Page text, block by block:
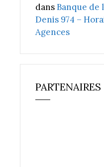
dansBanque de
Denis 974 –
Agences
PARTENAIRES